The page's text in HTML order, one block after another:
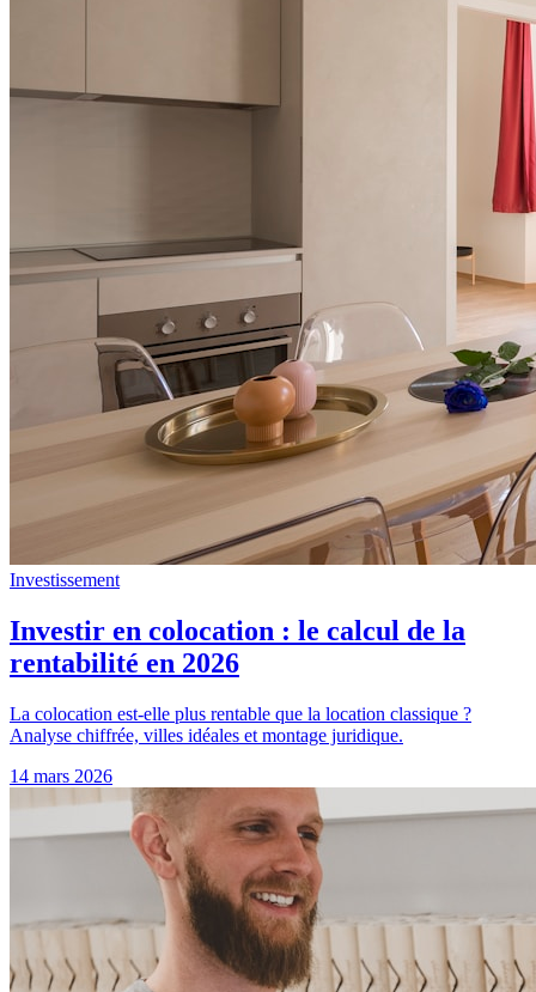
Investissement
Investir en colocation : le calcul de la
rentabilité en 2026
La colocation est-elle plus rentable que la location classique ?
Analyse chiffrée, villes idéales et montage juridique.
14 mars 2026